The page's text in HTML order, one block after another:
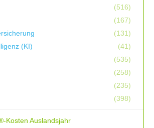
(516)
(167)
(131)
(KI)
(41)
(535)
(258)
(235)
(398)